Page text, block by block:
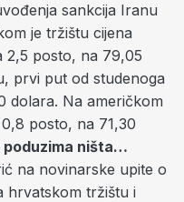
sankcija Iranu
je tržištu cijena
2,5 posto, na 79,05
prvi put od studenoga
dolara. Na američkom
posto, na 71,30
poduzima ništa…
na novinarske upite o
hrvatskom tržištu i